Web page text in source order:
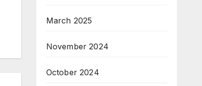
March 2025
November 2024
October 2024